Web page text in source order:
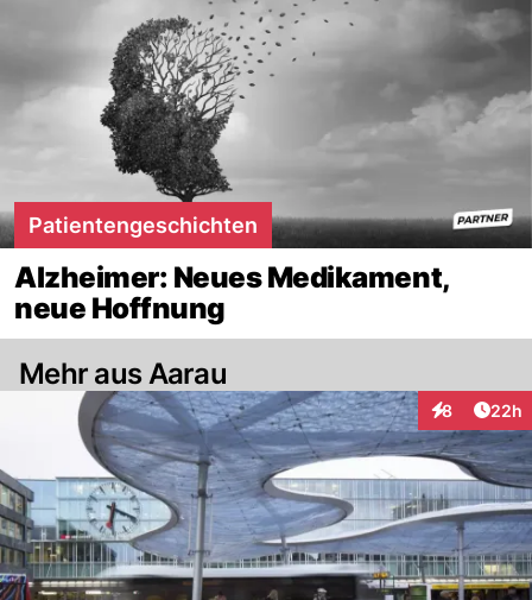
Patientengeschichten
Alzheimer: Neues Medikament,
neue Hoffnung
Mehr aus Aarau
8
Interaktionen
22h